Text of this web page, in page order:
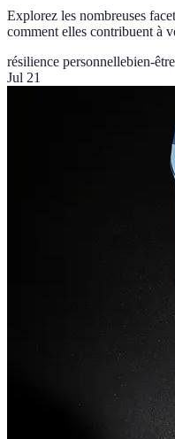
Explorez les nombreuses
comment elles contribuent à
résilience personnellebien-être
Jul 21